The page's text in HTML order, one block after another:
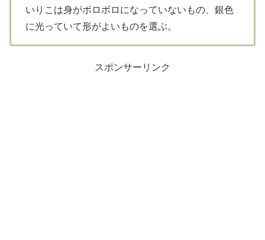
いりこは身がボロボロになっていないもの、銀色
に光っていて形がよいものを選ぶ。
スポンサーリンク